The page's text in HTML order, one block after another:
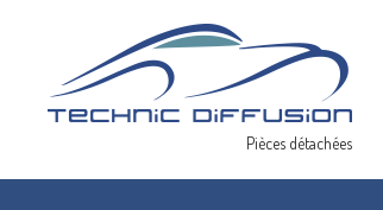
Pièces détachées